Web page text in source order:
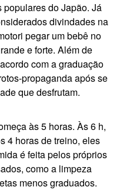
populares do Japão. Já
divindades na
pegar um bebê no
e forte. Além de
com a graduação
propaganda após se
que desfrutam.
às 5 horas. Às 6 h,
4 horas de treino, eles
é feita pelos próprios
como a limpeza
menos graduados.